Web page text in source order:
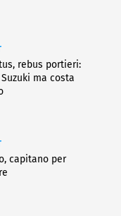
rebus portieri:
ma costa
capitano per